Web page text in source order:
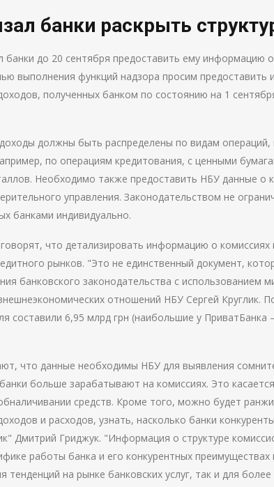
банки раскрыть
банки до 20 сентября предоставить ему информацию
выполнения функций надзора просим
полученных банком по состоянию на 1
должны быть распределены по видам операций,
по операциям кредитования, с ценными
Необходимо также предоставить НБУ данные о
управления. Законодательством не
банками индивидуально.
что детализировать информацию о
рынков. "Это не единственный документ,
банковского законодательства с использованием
отношений НБУ Сергей Круглик.
составили 6,95 млрд грн (наибольшие у ПриватБанка
что данные необходимы НБУ для выявления
больше зарабатывают на комиссиях. Это
средств. Кроме того, можно будет
и расходов, узнать, насколько банки
Дмитрий Гриджук. "Информация о структуре
работы банка и его конкурентных
тенденций на рынке банковских услуг, так и для